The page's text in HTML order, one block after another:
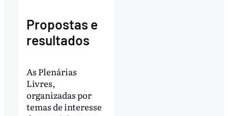
Propostas e
resultados
As Plenárias
Livres,
organizadas por
temas de interesse